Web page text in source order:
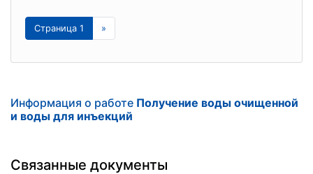
Страница 1 »
Информация о работе Получение воды очищенной
и воды для инъекций
Связанные документы